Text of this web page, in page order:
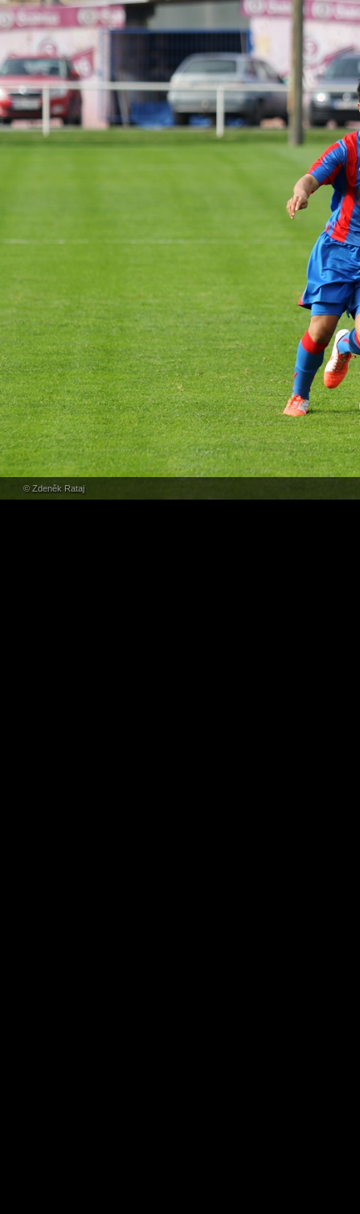
© Zdeněk Rataj